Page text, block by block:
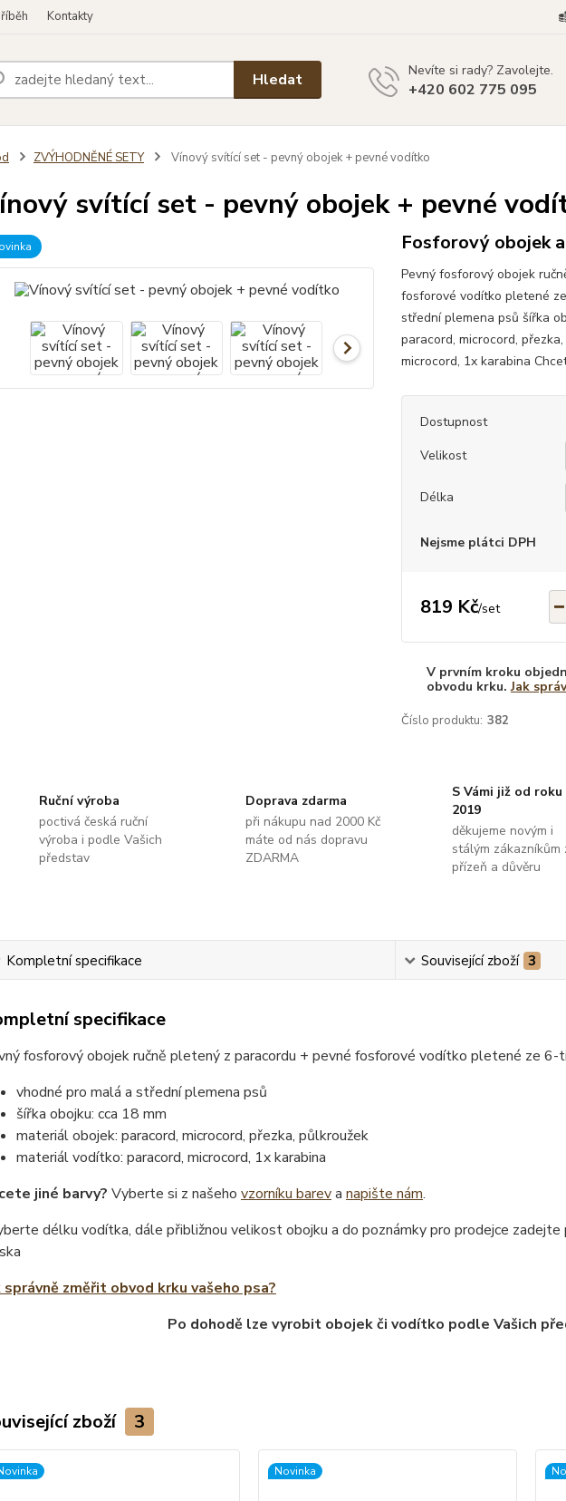
Kontakty
Hledat Nevíte si rady? Zavolejte.
+420 602 775 095
ZVÝHODNĚNÉ SETY Vínový svítící set - pevný obojek + pevné vodítko
svítící set - pevný obojek + pevné
Fosforový obojek
Pevný fosforový obojek
fosforové vodítko pletené
střední plemena psů šířka
paracord, microcord,
microcord, 1x karabina
Dostupnost
Velikost
Délka
Nejsme plátci DPH
819 Kč/set
V prvním kroku
obvodu krku.Jak
Číslo produktu: 382
Ruční výroba
poctivá česká ruční
výroba i podle Vašich
představ
Doprava zdarma
při nákupu nad 2000 Kč
máte od nás dopravu
ZDARMA
S Vámi již od roku
2019
děkujeme novým i
stálým zákazníkům
přízeň a důvěru
Kompletní specifikace Související zboží 3
specifikace
fosforový obojek ručně pletený z paracordu + pevné fosforové vodítko pletené ze 6-
vhodné pro malá a střední plemena psů
šířka obojku: cca 18 mm
materiál obojek: paracord, microcord, přezka, půlkroužek
materiál vodítko: paracord, microcord, 1x karabina
jiné barvy? Vyberte si z našeho vzorníku bareva napište nám.
délku vodítka, dále přibližnou velikost obojku a do poznámky pro prodejce zadejte
správně změřit obvod krku vašeho psa?
Po dohodě lze vyrobit obojek či vodítko podle Vašich
zboží 3
Novinka